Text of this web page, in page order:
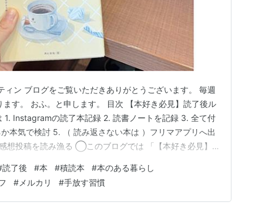
ィン ブログをご覧いただきありがとうございます。 毎週
す。 おふ。と申します。 目次 【本好き必見】読了後ル
Instagramの読了本記録 2. 読書ノートを記録 3. 全て付
本気で検討 5. （ 読み返さない本は ）フリマアプリへ出
想投稿を読み漁る ◯このブログでは 「【本好き必見】
していることはございますか？ もしかしたら似て…
読了後 #本 #積読本 #本のある暮らし
# メルカリ #手放す習慣